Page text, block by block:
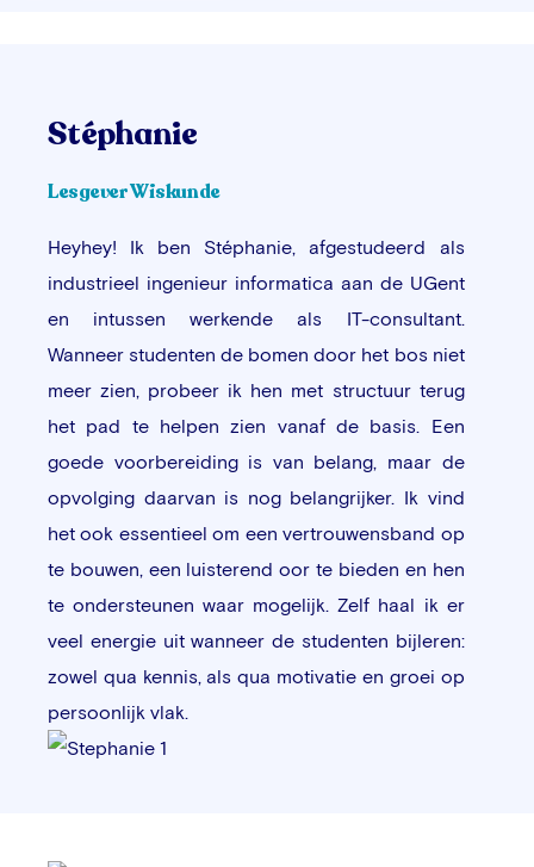
Stéphanie
Lesgever Wiskunde
Heyhey! Ik ben Stéphanie, afgestudeerd als
industrieel ingenieur informatica aan de UGent
en intussen werkende als IT-consultant.
Wanneer studenten de bomen door het bos niet
meer zien, probeer ik hen met structuur terug
het pad te helpen zien vanaf de basis. Een
goede voorbereiding is van belang, maar de
opvolging daarvan is nog belangrijker. Ik vind
het ook essentieel om een vertrouwensband op
te bouwen, een luisterend oor te bieden en hen
te ondersteunen waar mogelijk. Zelf haal ik er
veel energie uit wanneer de studenten bijleren:
zowel qua kennis, als qua motivatie en groei op
persoonlijk vlak.